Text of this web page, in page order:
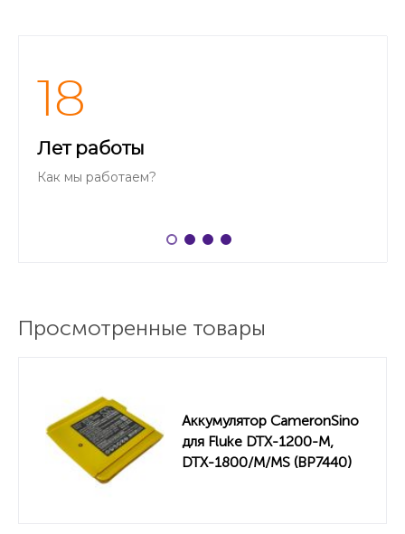
18
Лет работы
Как мы работаем?
Просмотренные товары
Аккумулятор CameronSino
для Fluke DTX-1200-M,
DTX-1800/M/MS (BP7440)